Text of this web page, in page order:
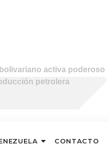
activa poderoso
petrolera
CONTACTO